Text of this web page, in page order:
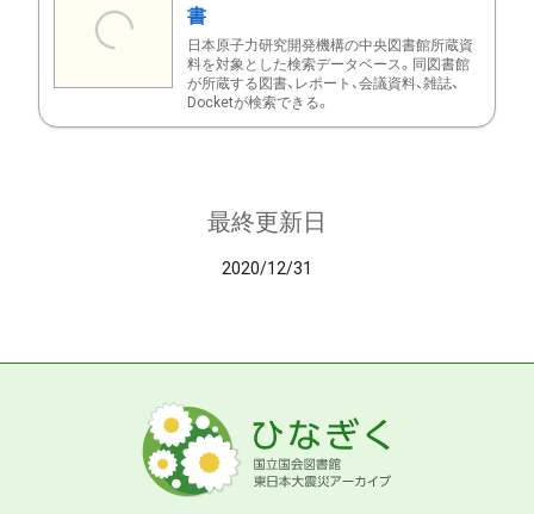
書
日本原子力研究開発機構の中央図書館所蔵資
料を対象とした検索データベース。同図書館
が所蔵する図書、レポート、会議資料、雑誌、
Docketが検索できる。
最終更新日
2020/12/31